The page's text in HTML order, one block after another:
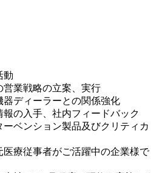
動
営業戦略の立案、実行
器ディーラーとの関係強化
報の入手、社内フィードバック
ーベンション製品及びクリティカ
療従事者がご活躍中の企業様で